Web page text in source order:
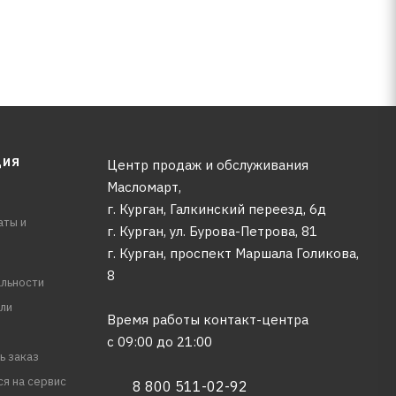
и
заказ
на сервис
Центр продаж и обслуживания
Масломарт,
г. Курган, Галкинский переезд, 6д
г. Курган, ул. Бурова-Петрова, 81
г. Курган, проспект Маршала Голикова,
8
Время работы контакт-центра
с 09:00 до 21:00
8 800 511-02-92